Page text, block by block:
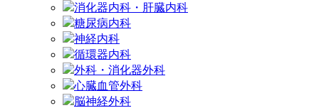
消化器内科・肝臓内科
糖尿病内科
神経内科
循環器内科
外科・消化器外科
心臓血管外科
脳神経外科